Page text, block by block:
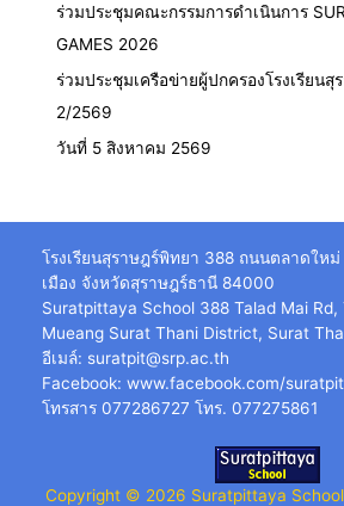
ร่วมประชุมคณะกรรมการดำเนินการ
GAMES 2026
ร่วมประชุมเครือข่ายผู้ปกครองโรงเรียน
2/2569
วันที่ 5 สิงหาคม 2569
โรงเรียนสุราษฎร์พิทยา 388 ถนนตลาดให
เมือง จังหวัดสุราษฎร์ธานี 84000
Suratpittaya School 388 Talad Mai Rd,
Mueang Surat Thani District, Surat
อีเมล์: suratpit@srp.ac.th
Facebook: www.facebook.com/suratpit
โทรสาร 077286727 โทร. 077275861
Copyright © 2026 Suratpittaya School